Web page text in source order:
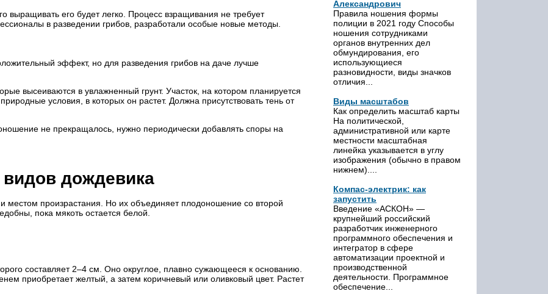
выращивать его будет легко. Процесс взращивания не требует
в разведении грибов, разработали особые новые методы.
эффект, но для разведения грибов на даче лучше
высеиваются в увлажненный грунт. Участок, на котором планируется
условия, в которых он растет. Должна присутствовать тень от
не прекращалось, нужно периодически добавлять споры на
дождевика
произрастания. Но их объединяет плодоношение со второй
пока мякоть остается белой.
составляет 2–4 см. Оно округлое, плавно сужающееся к основанию.
приобретает желтый, а затем коричневый или оливковый цвет. Растет
Александрович
Правила ношения формы
полиции в 2021 году Способы
ношения сотрудниками
органов внутренних дел
обмундирования, его
использующиеся
разновидности, виды значков
отличия...
Виды масштабов
Как определить масштаб карты
На политической,
административной или карте
местности масштабная
линейка указывается в углу
изображения (обычно в правом
нижнем)....
Компас-электрик: как
запустить
Введение «АСКОН» —
крупнейший российский
разработчик инженерного
программного обеспечения и
интегратор в сфере
автоматизации проектной и
производственной
деятельности. Программное
обеспечение...